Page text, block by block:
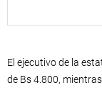
El ejecutivo de la
de Bs 4.800,